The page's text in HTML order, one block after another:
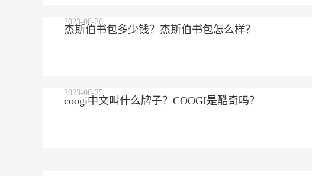
杰斯伯书包多少钱？杰斯伯书包怎么样？
2023-08-26
coogi中文叫什么牌子？COOGI是酷奇吗？
2023-08-25